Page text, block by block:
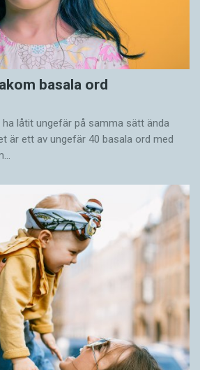
basala ord
låtit ungefär på samma sätt ända
är ett av ungefär 40 basala ord med